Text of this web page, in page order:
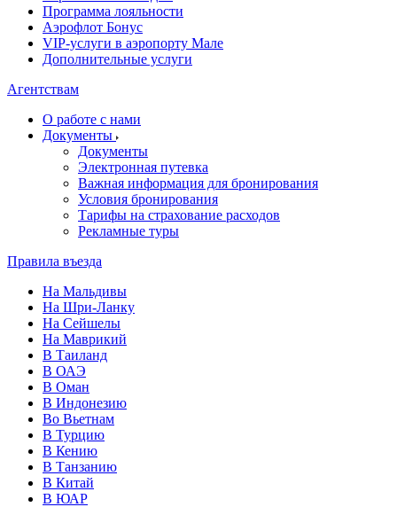
Программа лояльности
Аэрофлот Бонус
VIP-услуги в аэропорту Мале
Дополнительные услуги
Агентствам
О работе с нами
Документы
Документы
Электронная путевка
Важная информация для бронирования
Условия бронирования
Тарифы на страхование расходов
Рекламные туры
Правила въезда
На Мальдивы
На Шри-Ланку
На Сейшелы
На Маврикий
В Таиланд
В ОАЭ
В Оман
В Индонезию
Во Вьетнам
В Турцию
В Кению
В Танзанию
В Китай
В ЮАР